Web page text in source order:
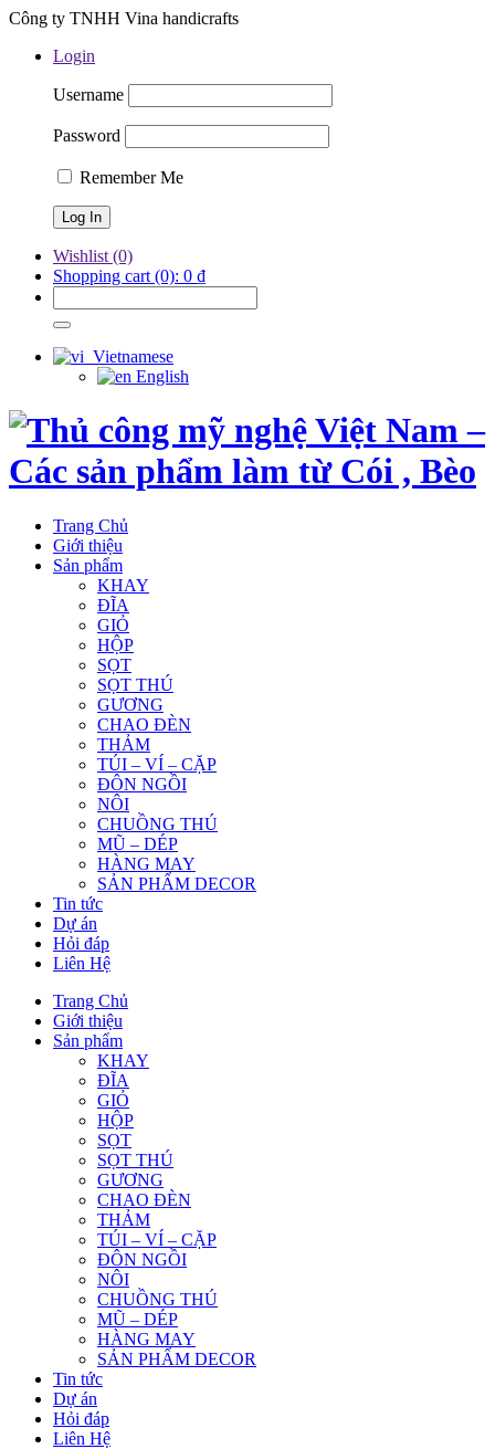
Công ty TNHH Vina handicrafts
Login
Username
Password
Remember Me
Wishlist (0)
Shopping cart (0): 0 ₫
Vietnamese
English
Trang Chủ
Giới thiệu
Sản phẩm
KHAY
ĐĨA
GIỎ
HỘP
SỌT
SỌT THÚ
GƯƠNG
CHAO ĐÈN
THẢM
TÚI – VÍ – CẶP
ĐÔN NGỒI
NÔI
CHUỒNG THÚ
MŨ – DÉP
HÀNG MAY
SẢN PHẨM DECOR
Tin tức
Dự án
Hỏi đáp
Liên Hệ
Trang Chủ
Giới thiệu
Sản phẩm
KHAY
ĐĨA
GIỎ
HỘP
SỌT
SỌT THÚ
GƯƠNG
CHAO ĐÈN
THẢM
TÚI – VÍ – CẶP
ĐÔN NGỒI
NÔI
CHUỒNG THÚ
MŨ – DÉP
HÀNG MAY
SẢN PHẨM DECOR
Tin tức
Dự án
Hỏi đáp
Liên Hệ